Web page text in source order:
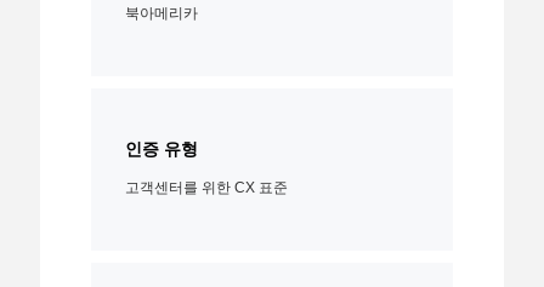
북아메리카
인증 유형
고객센터를 위한 CX 표준